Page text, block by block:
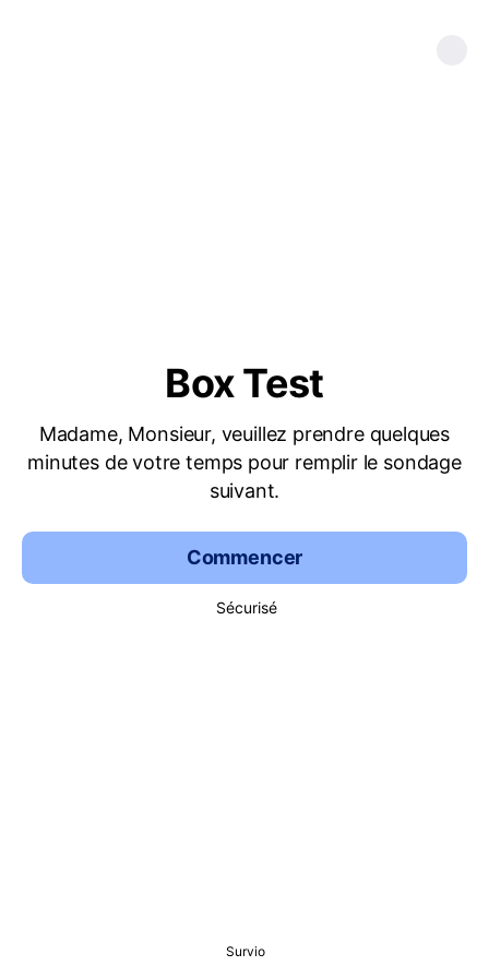
Box Test
Madame, Monsieur, veuillez prendre quelques
minutes de votre temps pour remplir le sondage
suivant.
Commencer
Sécurisé
Survio